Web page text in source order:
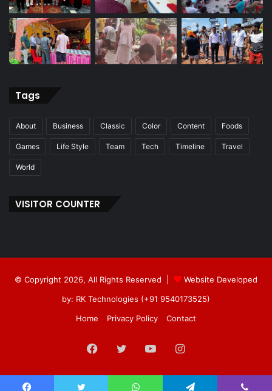
Tags
About Business Classic Color Content Foods
Games Life Style Team Tech Timeline Travel
World
VISITOR COUNTER
© Copyright 2026, All Rights Reserved |
Website Developed
by: RK Technologies (+91 9540173525)
Home
Privacy Policy Contact
Facebook
TwitterYouTubeInstagram